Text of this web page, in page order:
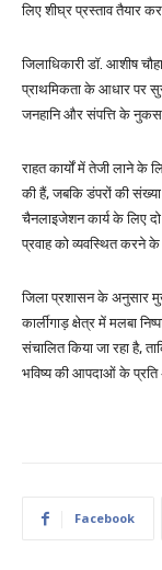
लिए शीघ्र प्रस्ताव तैयार
जिलाधिकारी डॉ. आशीष
प्राथमिकता के आधार पर
जनहानि और संपत्ति के
राहत कार्यों में तेजी लाने के
की हैं, जबकि डंपरों की
चैनलाइजेशन कार्य के लिए
प्रवाह को व्यवस्थित करने
जिला प्रशासन के अनुसार
कार्लीगाड़ क्षेत्र में मलबा
संचालित किया जा रहा है,
भविष्य की आपदाओं के प्रति
Facebook